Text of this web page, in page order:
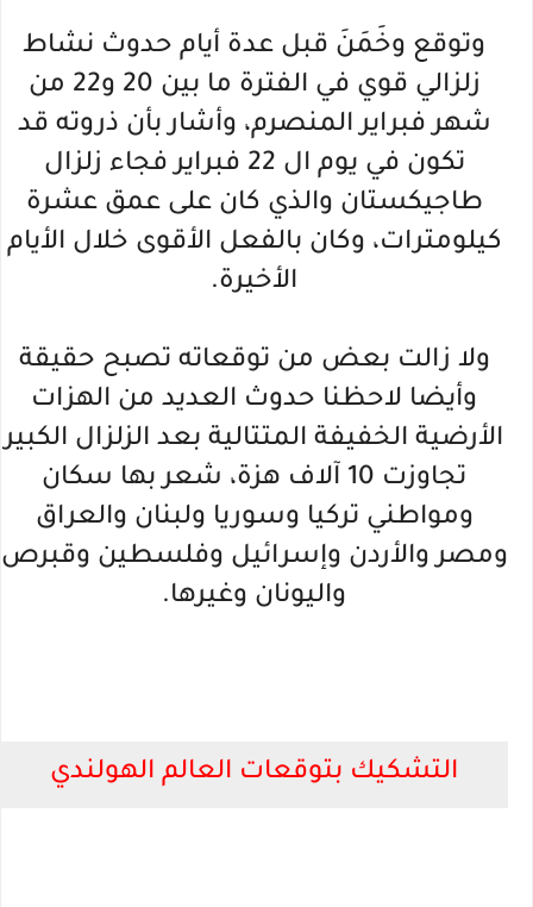
وتوقع وخَمَنَ قبل عدة أيام حدوث نشاط
زلزالي قوي في الفترة ما بين 20 و22 من
شهر فبراير المنصرم، وأشار بأن ذروته قد
تكون في يوم ال 22 فبراير فجاء زلزال
طاجيكستان والذي كان على عمق عشرة
كيلومترات، وكان بالفعل الأقوى خلال الأيام
الأخيرة.
ولا زالت بعض من توقعاته تصبح حقيقة
وأيضا لاحظنا حدوث العديد من الهزات
الأرضية الخفيفة المتتالية بعد الزلزال الكبير
تجاوزت 10 آلاف هزة، شعر بها سكان
ومواطني تركيا وسوريا ولبنان والعراق
ومصر والأردن وإسرائيل وفلسطين وقبرص
واليونان وغيرها.
التشكيك بتوقعات العالم الهولندي